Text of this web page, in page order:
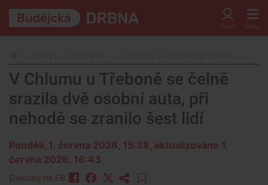
V Chlumu u Třeboně se čelně
srazila dvě osobní auta, při
nehodě se zranilo šest lidí
Pondělí, 1. června 2026, 15:38, aktualizováno 1.
června 2026, 16:43
Diskutuj na FB